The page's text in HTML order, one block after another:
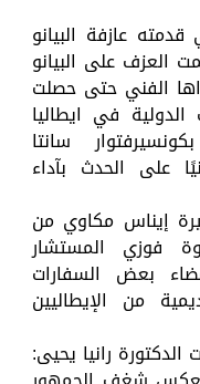
عازفة البيانو
العزف على البيانو
الفني حتى حصلت
في ايطاليا
سانتا
على الحدث بآداء
إيناس مكاوي من
فوزي المستشار
بعض السفارات
من الإيطاليين
رانيا يحيى: